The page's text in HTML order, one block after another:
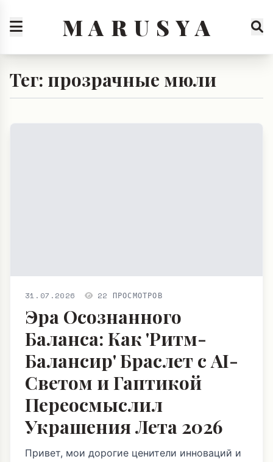
M A R U S Y A
Тег: прозрачные мюли
31.07.2026 22 ПРОСМОТРОВ
Эра Осознанного
Баланса: Как 'Ритм-
Балансир' Браслет с AI-
Светом и Гаптикой
Переосмыслил
Украшения Лета 2026
Привет, мои дорогие ценители инноваций и